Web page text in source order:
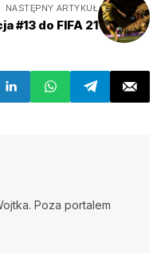
NASTĘPNY ARTYKUŁ
#13 do FIFA 21
Poza portalem